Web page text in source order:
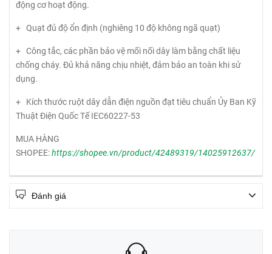
động cơ hoạt động.
+ Quạt đủ độ ổn định (nghiêng 10 độ không ngã quạt)
+ Công tắc, các phần bảo vệ mối nối dây làm bằng chất liệu
chống cháy. Đủ khả năng chịu nhiệt, đảm bảo an toàn khi sử
dụng.
+ Kích thước ruột dây dẫn điện nguồn đạt tiêu chuẩn Ủy Ban Kỹ
Thuật Điện Quốc Tế IEC60227-53
MUA HÀNG
SHOPEE:https://shopee.vn/product/42489319/14025912637/
Đánh giá